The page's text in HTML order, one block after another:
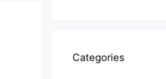
Categories